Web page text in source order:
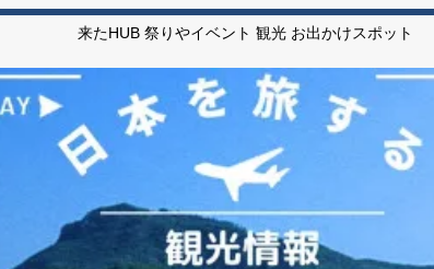
来たHUB 祭りやイベント 観光 お出かけスポット